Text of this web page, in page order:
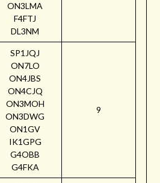
ON3LMA
F4FTJ
DL3NM
SP1JQJ
ON7LO
ON4JBS
ON4CJQ
ON3MOH
ON3DWG
ON1GV
IK1GPG
G4OBB
G4FKA
9